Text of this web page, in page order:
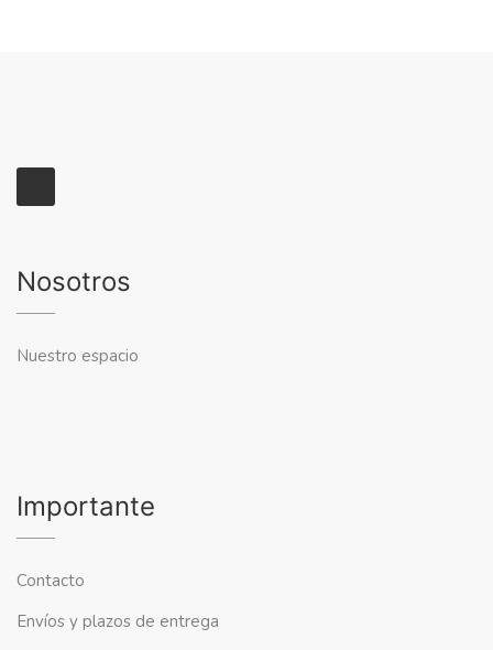
Nosotros
Nuestro espacio
Importante
Contacto
Envíos y plazos de entrega